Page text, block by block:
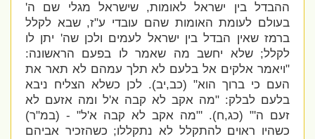
ההבדל בין ישראל לאומות, שישראל מגלי שם ה'
בעולם לעומת האומות שהם עובדי ע"ז, שבא לקלל
ברמז שאין הבדל בין ישראל לעמים ולכן שה' יתן לו
לקלל; שלא יחשב מה שאמר לו בפעם הראשונה:
ויאמר אלקים אל בלעם לא תלך עמהם לא תאר את
העם כי ברוך הוא" (כב,יב). לכן כשלא הצליח ניבא
בלעם לבלק: " מה אקב לא קבה א'ל ומה אזעם לא
זעם ה'" (כג,ח). '"מה אקב לא קבה א'ל" - (במ"ר)
כשהיו ראוים להתקלל לא נתקללו; כשהזכיר אביהם